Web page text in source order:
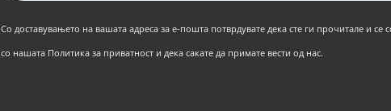
Со доставувањето на вашата адреса за е-пошта потврдувате дека сте ги прочитале и се
со нашата Политика за приватност и дека сакате да примате вести од нас.